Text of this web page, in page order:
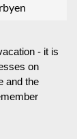
- it is
on
and the